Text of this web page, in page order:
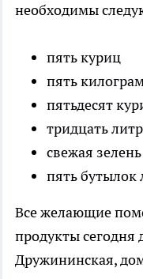
необходимы
пять куриц
пять
пятьдесят
тридцать
свежая зелень
пять бутылок
Все желающие
продукты сегодня
Дружининская,